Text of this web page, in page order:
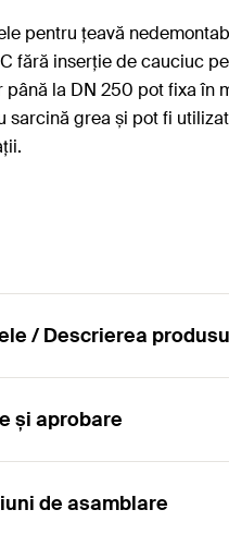
pentru țeavă
fără inserție de cauciuc
până la DN 250 pot fixa în
sarcină grea și pot fi
/ Descrierea
țevi mari FMFSC -
stabilă a țevilor
și aprobare
de asamblare